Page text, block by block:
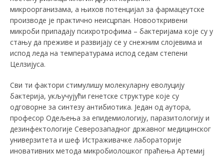
микроорганизама, а њихов потенцијал за фармацеутске
производе је практично неисцрпан. Новооткривени
микроби припадају психротрофима – бактеријама које су у
стању да преживе и развијају се у снежним слојевима и
испод леда на температурама испод седам степени
Целзијуса.
Сви ти фактори стимулишу молекуларну еволуцију
бактерија, укључујући генетске структуре које су
одговорне за синтезу антибиотика. Један од аутора,
професор Одељења за епидемиологију, паразитологију и
дезинфектологије Северозападног државног медицинског
универзитета и шеф Истраживачке лабораторије
иновативних метода микробиолошког праћења Артемиј